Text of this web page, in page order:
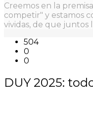
Creemos en la
competir" y estamos
vividas, de que juntos
504
0
0
DUY 2025: